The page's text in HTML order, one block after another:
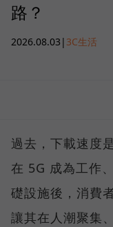
路？
2026.08.03 | 3C生活
過去，下載速度
在 5G 成為工作
礎設施後，消費
讓其在人潮聚集